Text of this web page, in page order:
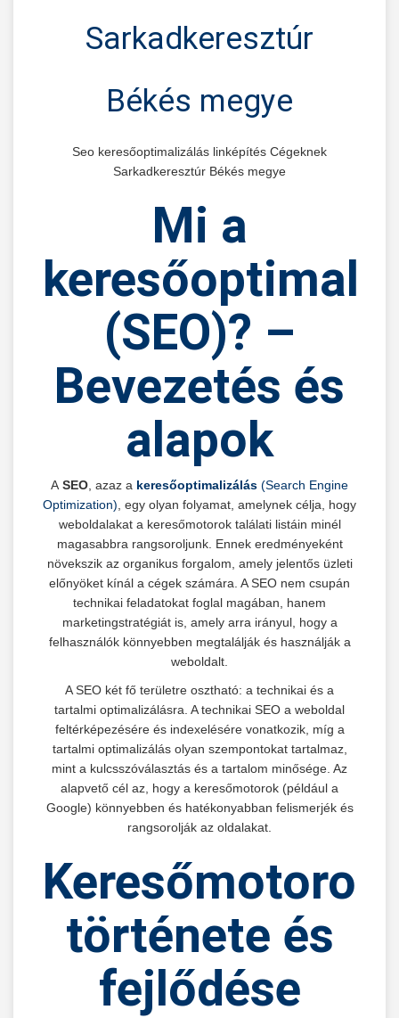
Sarkadkeresztúr
Békés megye
Seo keresőoptimalizálás linképítés Cégeknek
Sarkadkeresztúr Békés megye
Mi a
(SEO)? –
Bevezetés és
alapok
A SEO , azaz a keresőoptimalizálás (Search Engine
Optimization) , egy olyan folyamat, amelynek célja, hogy
weboldalakat a keresőmotorok találati listáin minél
magasabbra rangsoroljunk. Ennek eredményeként
növekszik az organikus forgalom, amely jelentős üzleti
előnyöket kínál a cégek számára. A SEO nem csupán
technikai feladatokat foglal magában, hanem
marketingstratégiát is, amely arra irányul, hogy a
felhasználók könnyebben megtalálják és használják a
weboldalt.
A SEO két fő területre osztható: a technikai és a
tartalmi optimalizálásra. A technikai SEO a weboldal
feltérképezésére és indexelésére vonatkozik, míg a
tartalmi optimalizálás olyan szempontokat tartalmaz,
mint a kulcsszóválasztás és a tartalom minősége. Az
alapvető cél az, hogy a keresőmotorok (például a
Google) könnyebben és hatékonyabban felismerjék és
rangsorolják az oldalakat.
Keresőmotorok
története és
fejlődése